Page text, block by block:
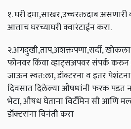
१. घरी दमा,साखर,उच्चरक्तदाब
आत्ताच घरच्याघरी क्वारंटाईन करा.
२.अंगदुखी,ताप,अशक्तपणा,सर्दी,
फोनवर किंवा व्हाट्सअपवर संपर्क करुन
जाऊन स्वत:ला, डॉक्टरना व इतर
दिवसात दिलेल्या औषधांनी फरक पडत
भेटा, औषध घेताना विटँमिन सी आणि
डॉक्टरांना विनंती करा